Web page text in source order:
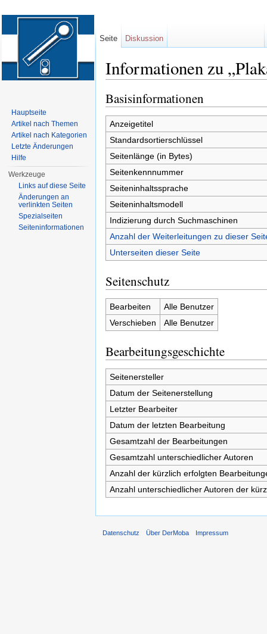
Informationen zu
Basisinformationen
Anzeigetitel
Standardsortierschlüssel
Seitenlänge (in Bytes)
Seitenkennnummer
Seiteninhaltssprache
Seiteninhaltsmodell
Indizierung durch Suchmaschinen
Anzahl der Weiterleitungen zu dieser
Unterseiten dieser Seite
Seitenschutz
Bearbeiten
Alle Benutzer
Verschieben
Alle Benutzer
Bearbeitungsgeschichte
Seitenersteller
Datum der Seitenerstellung
Letzter Bearbeiter
Datum der letzten Bearbeitung
Gesamtzahl der Bearbeitungen
Gesamtzahl unterschiedlicher Autoren
Anzahl der kürzlich erfolgten
Anzahl unterschiedlicher Autoren der
Seite Diskussion
Hauptseite
Artikel nach Themen
Artikel nach Kategorien
Letzte Änderungen
Hilfe
Werkzeuge
Links auf diese Seite
Änderungen an
verlinkten Seiten
Spezialseiten
Seiten­informationen
Datenschutz Über DerMoba Impressum